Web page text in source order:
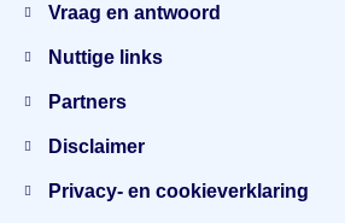
Vraag en antwoord
Nuttige links
Partners
Disclaimer
Privacy- en cookieverklaring